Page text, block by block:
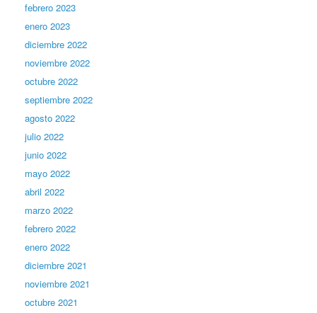
febrero 2023
enero 2023
diciembre 2022
noviembre 2022
octubre 2022
septiembre 2022
agosto 2022
julio 2022
junio 2022
mayo 2022
abril 2022
marzo 2022
febrero 2022
enero 2022
diciembre 2021
noviembre 2021
octubre 2021